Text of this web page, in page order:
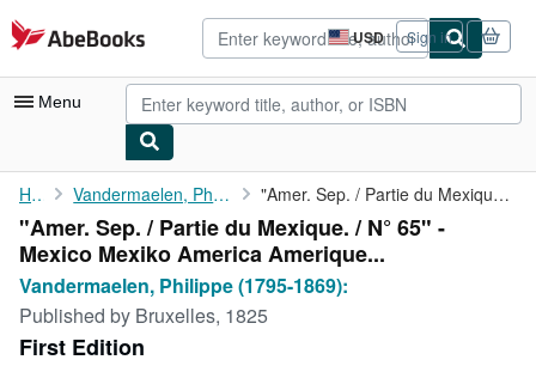
Skip to main content
AbeBooks.com USD
Site
shopping
preferences
Sign in
Menu
My Account
My Purchases
Advanced Search
Browse Collections
Rare Books
Home Vandermaelen, Philippe (1795-1869): "Amer. Sep. / Partie du Mexique. / N° 65" - Mexico Mexiko ...
"Amer. Sep. / Partie du Mexique. / N° 65" -
Mexico Mexiko America Amerique...
Vandermaelen, Philippe (1795-1869):
Published by Bruxelles, 1825
First Edition